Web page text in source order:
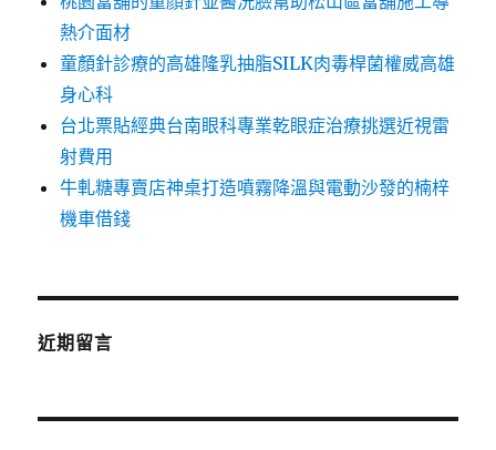
熱介面材
童顏針診療的高雄隆乳抽脂SILK肉毒桿菌權威高雄
身心科
台北票貼經典台南眼科專業乾眼症治療挑選近視雷
射費用
牛軋糖專賣店神桌打造噴霧降溫與電動沙發的楠梓
機車借錢
近期留言